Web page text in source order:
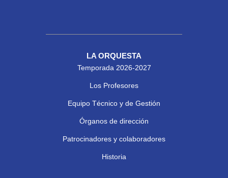
LA ORQUESTA
Temporada 2026-2027
Los Profesores
Equipo Técnico y de Gestión
Órganos de dirección
Patrocinadores y colaboradores
Historia